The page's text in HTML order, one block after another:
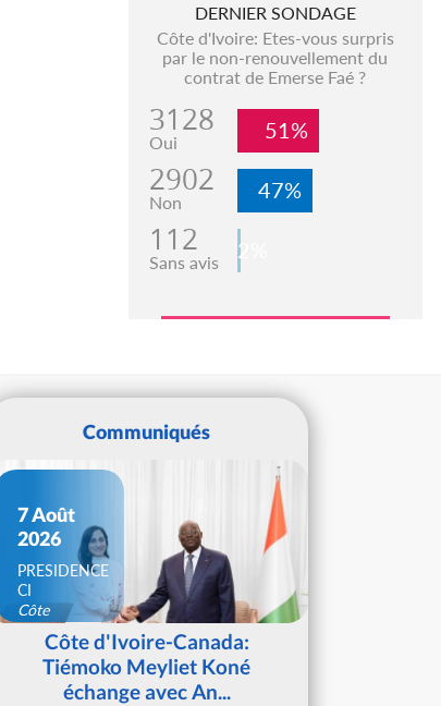
DERNIER SONDAGE
Côte d'Ivoire: Etes-vous surpris
par le non-renouvellement du
contrat de Emerse Faé ?
3128
Oui 51%
2902
Non 47%
112
Sans avis 2%
Communiqués
7 Août
2026
PRESIDENCE
CI
Côte
d'IvoireCôte d'Ivoire-Canada:
Tiémoko Meyliet Koné
échange avec An...